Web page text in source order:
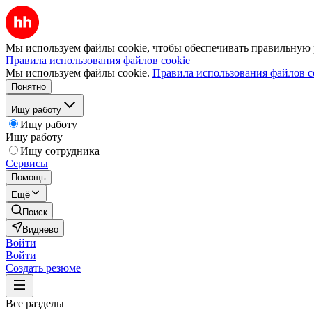
Мы используем файлы cookie, чтобы обеспечивать правильную
Правила использования файлов cookie
Мы используем файлы cookie. Правила использования файлов
Понятно
Ищу работу
Ищу работу
Ищу работу
Ищу сотрудника
Сервисы
Помощь
Ещё
Поиск
Видяево
Войти
Войти
Создать резюме
Все разделы